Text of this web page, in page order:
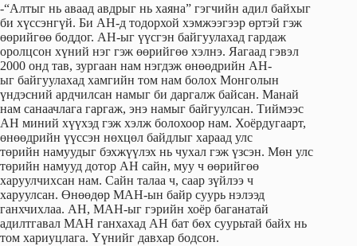
-“Алтыг нь аваад авдрыг нь хаяна” гэгчийн адил байхыг
би хүссэнгүй. Би АН-д тодорхой хэмжээгээр өртэй гэж
өөрийгөө боддог. АН-ыг үүсгэн байгуулахад гардаж
оролцсон хүний нэг гэж өөрийгөө хэлнэ. Яагаад гэвэл
2000 онд тав, зургаан нам нэгдэж өнөөдрийн АН-
ыг байгуулахад хамгийн том нам болох Монголын
үндэсний ардчилсан намыг би даргалж байсан. Манай
нам санаачлага гаргаж, энэ намыг байгуулсан. Тиймээс
АН миний хүүхэд гэж хэлж болохоор нам. Хоёрдугаарт,
өнөөдрийн үүссэн нөхцөл байдлыг хараад улс
төрийн намуудыг бэхжүүлэх нь чухал гэж үзсэн. Мөн улс
төрийн намууд дотор АН сайн, муу ч өөрийгөө
харуулчихсан нам. Сайн талаа ч, саар зүйлээ ч
харуулсан. Өнөөдөр МАН-ын байр суурь нэлээд
ганхчихлаа. АН, МАН-ыг гэрийн хоёр баганатай
адилтгавал МАН ганхахад АН бат бөх суурьтай байх нь
том хариуцлага. Үүнийг давхар бодсон.